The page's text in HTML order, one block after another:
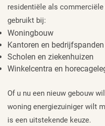
residentiële als
gebruikt bij:
Woningbouw
Kantoren en bedrijfspanden
Scholen en ziekenhuizen
Winkelcentra en
Of u nu een nieuw gebouw
woning energiezuiniger wilt
is een uitstekende keuze.